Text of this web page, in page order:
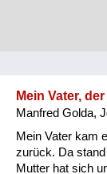
Mein Vater,
Manfred Golda,
Mein Vater kam
zurück. Da
Mutter hat sich